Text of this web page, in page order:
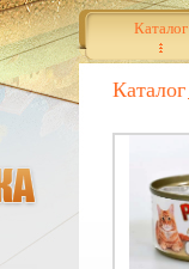
Каталог
Каталог